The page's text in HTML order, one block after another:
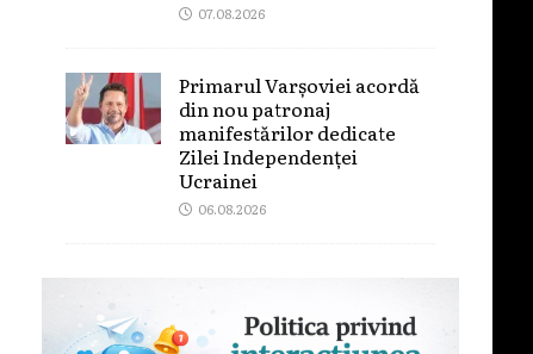
07.08.2026
Primarul Varșoviei acordă
din nou patronaj
manifestărilor dedicate
Zilei Independenței
Ucrainei
06.08.2026